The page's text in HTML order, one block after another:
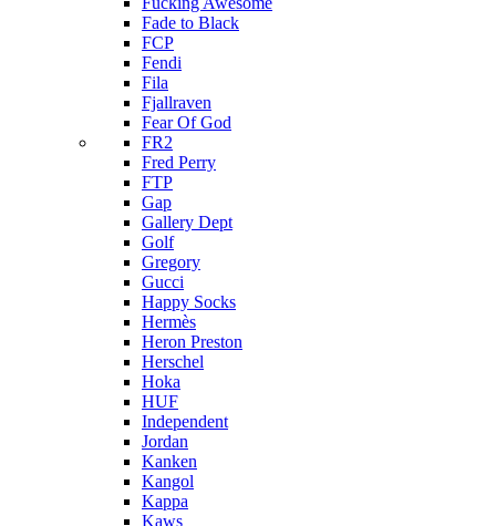
Fade to Black
FCP
Fendi
Fila
Fjallraven
Fear Of God
FR2
Fred Perry
FTP
Gap
Gallery Dept
Golf
Gregory
Gucci
Happy Socks
Hermès
Heron Preston
Hersсhel
Hoka
HUF
Independent
Jordan
Kanken
Kangol
Kappa
Kaws